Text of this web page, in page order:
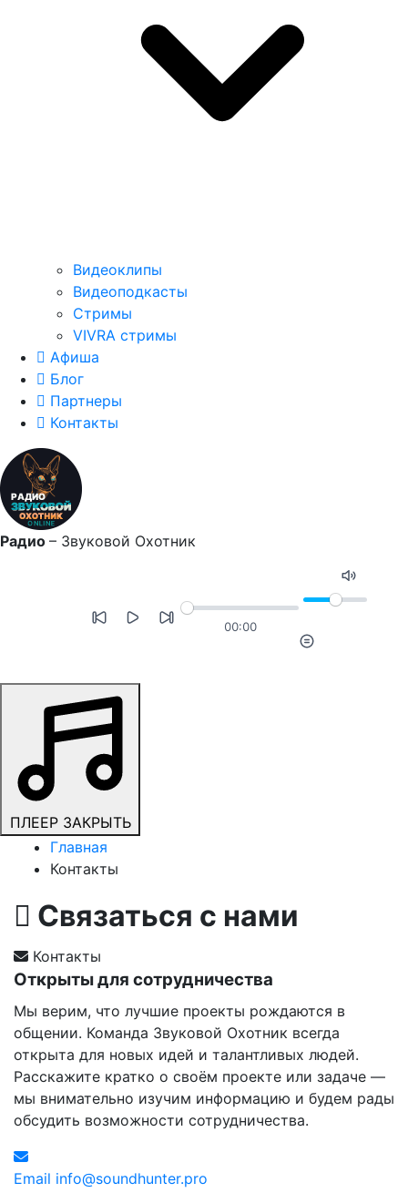
Видеоклипы
Видеоподкасты
Стримы
VIVRA стримы
Афиша
Блог
Партнеры
Контакты
Радио – Звуковой Охотник
00:00
ПЛЕЕР ЗАКРЫТЬ
Главная
Контакты
Связаться с нами
Контакты
Открыты для сотрудничества
Мы верим, что лучшие проекты рождаются в
общении. Команда Звуковой Охотник всегда
открыта для новых идей и талантливых людей.
Расскажите кратко о своём проекте или задаче —
мы внимательно изучим информацию и будем рады
обсудить возможности сотрудничества.
Email info@soundhunter.pro